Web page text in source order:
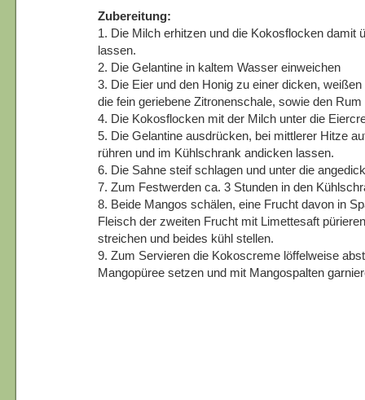
Zubereitung:
1. Die Milch erhitzen und die Kokosflocken damit
lassen.
2. Die Gelantine in kaltem Wasser einweichen
3. Die Eier und den Honig zu einer dicken,
die fein geriebene Zitronenschale, sowie den Rum
4. Die Kokosflocken mit der Milch unter die
5. Die Gelantine ausdrücken, bei mittlerer Hitze
rühren und im Kühlschrank andicken lassen.
6. Die Sahne steif schlagen und unter die
7. Zum Festwerden ca. 3 Stunden in den
8. Beide Mangos schälen, eine Frucht davon in
Fleisch der zweiten Frucht mit Limettesaft
streichen und beides kühl stellen.
9. Zum Servieren die Kokoscreme löffelweise
Mangopüree setzen und mit Mangospalten